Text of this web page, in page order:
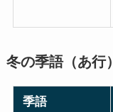
冬の季語（あ行）
季語